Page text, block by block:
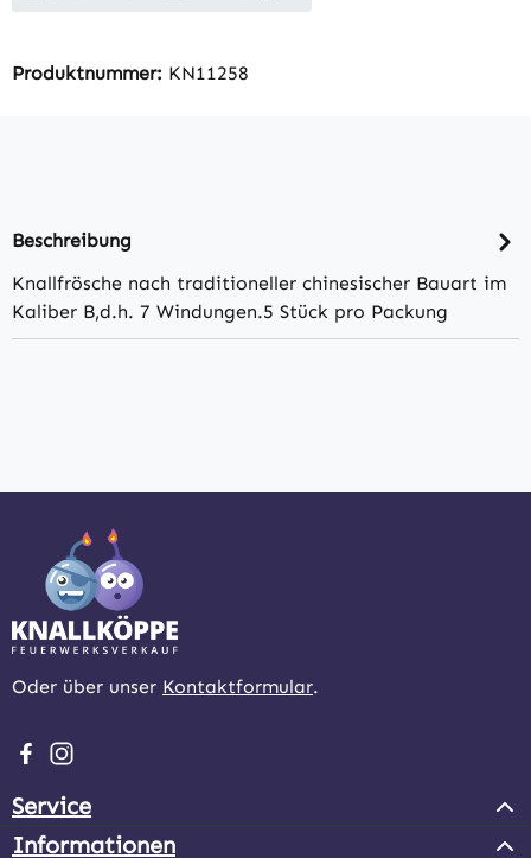
Produktnummer: KN11258
Beschreibung
Knallfrösche nach traditioneller chinesischer Bauart im
Kaliber B,d.h. 7 Windungen.5 Stück pro Packung
Oder über unser Kontaktformular.
Besuche uns auf Facebook – öffnet in neuem Tab
Schau auf Instagram vorbei – öffnet in neuem Tab
Service
Informationen